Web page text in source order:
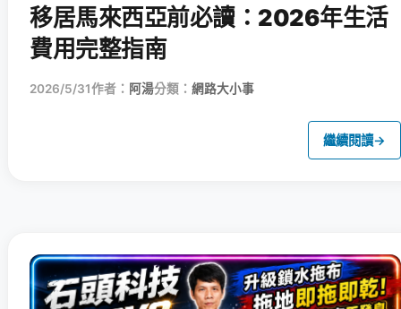
移居馬來西亞前必讀：2026年生活
費用完整指南
2026/5/31作者： 阿湯分類： 網路大小事
繼續閱讀→